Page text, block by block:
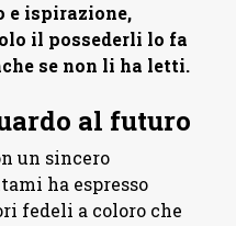
e ispirazione,
il possederli lo fa
se non li ha letti.
al futuro
un sincero
ha espresso
fedeli a coloro che